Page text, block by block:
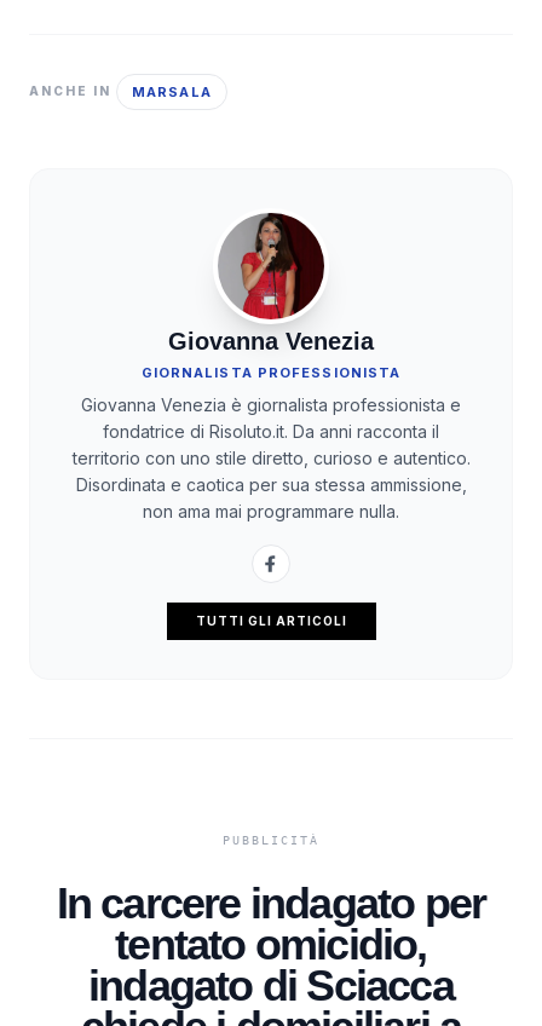
ANCHE IN MARSALA
Giovanna Venezia
GIORNALISTA PROFESSIONISTA
Giovanna Venezia è giornalista professionista e
fondatrice di Risoluto.it. Da anni racconta il
territorio con uno stile diretto, curioso e autentico.
Disordinata e caotica per sua stessa ammissione,
non ama mai programmare nulla.
TUTTI GLI ARTICOLI
In carcere indagato per
tentato omicidio,
indagato di Sciacca